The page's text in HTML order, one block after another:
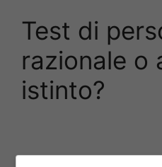
Test di
razionale o
istinto?